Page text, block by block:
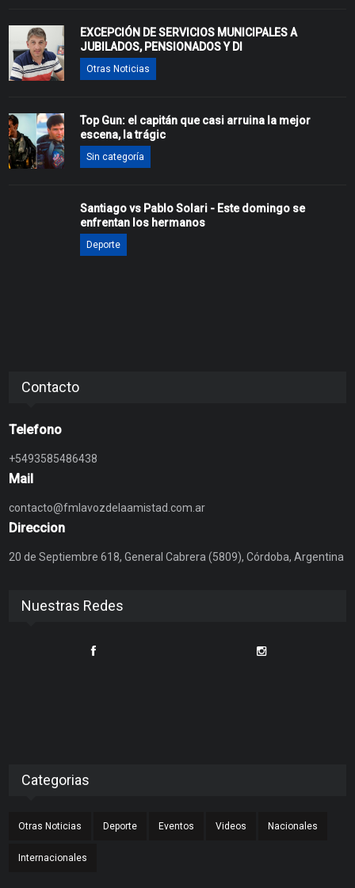
EXCEPCIÓN DE SERVICIOS MUNICIPALES A
JUBILADOS, PENSIONADOS Y DI
Otras Noticias
Top Gun: el capitán que casi arruina la mejor
escena, la trágic
Sin categoría
Santiago vs Pablo Solari - Este domingo se
enfrentan los hermanos
Deporte
Contacto
Telefono
+5493585486438
Mail
contacto@fmlavozdelaamistad.com.ar
Direccion
20 de Septiembre 618, General Cabrera (5809), Córdoba, Argentina
Nuestras Redes
Categorias
Otras Noticias Deporte Eventos Videos Nacionales
Internacionales